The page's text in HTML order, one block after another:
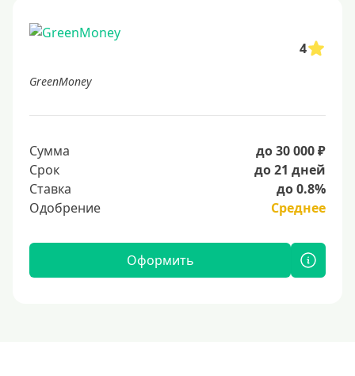
4
GreenMoney
Сумма
до 30 000 ₽
Срок
до 21 дней
Ставка
до 0.8%
Одобрение
Среднее
Оформить